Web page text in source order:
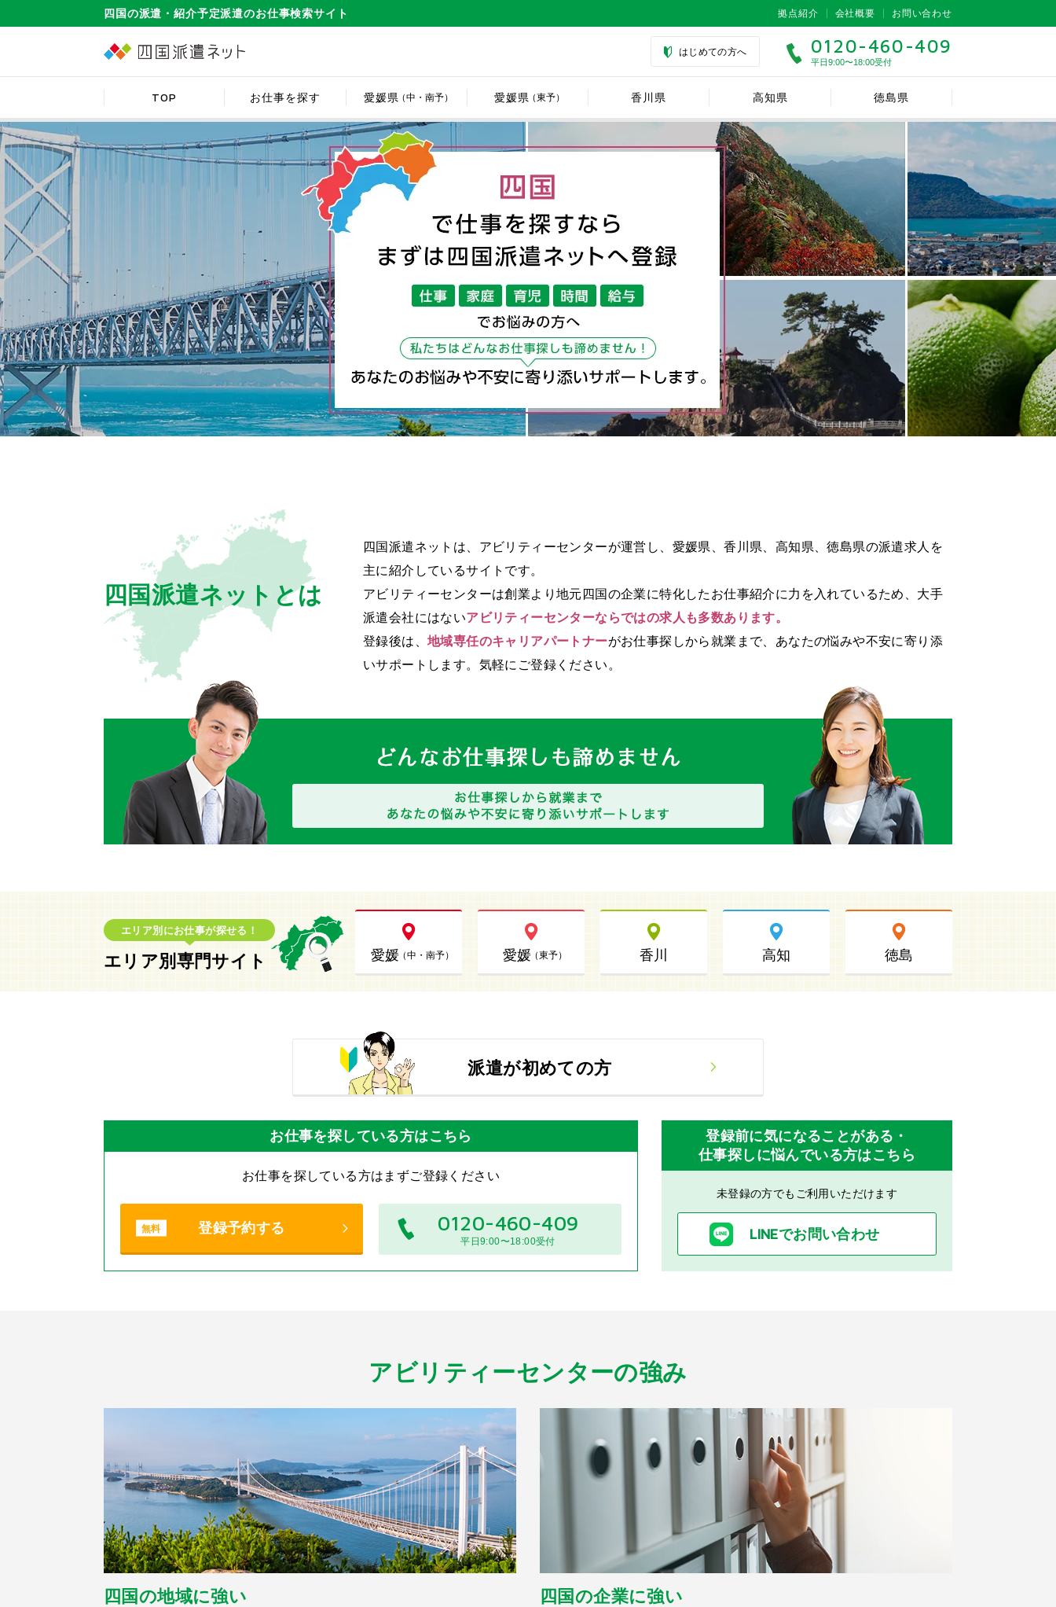
四国の派遣・紹介予定派遣のお仕事検索サイト 拠点紹介 会社概要 お問い合わせ
はじめての方へ 0120-460-409
平日9:00〜18:00受付
TOP お仕事を探す 愛媛県（中・南予） 愛媛県（東予） 香川県 高知県 徳島県
四国派遣ネットとは
四国派遣ネットは、アビリティーセンターが運営し、愛媛県、香川県、高知県、徳島県の派遣求人を
主に紹介しているサイトです。
アビリティーセンターは創業より地元四国の企業に特化したお仕事紹介に力を入れているため、大手
派遣会社にはないアビリティーセンターならではの求人も多数あります。
登録後は、 地域専任のキャリアパートナーがお仕事探しから就業まで、あなたの悩みや不安に寄り添
いサポートします。気軽にご登録ください。
エリア別にお仕事が探せる！
エリア別専門サイト 愛媛（中・南予） 愛媛（東予） 香川 高知 徳島
派遣が初めての方
お仕事を探している方はこちら
お仕事を探している方はまずご登録ください
無料 登録予約する 0120-460-409
平日9:00〜18:00受付
登録前に気になることがある・
仕事探しに悩んでいる方はこちら
未登録の方でもご利用いただけます
LINEでお問い合わせ
アビリティーセンターの強み
四国の地域に強い 四国の企業に強い